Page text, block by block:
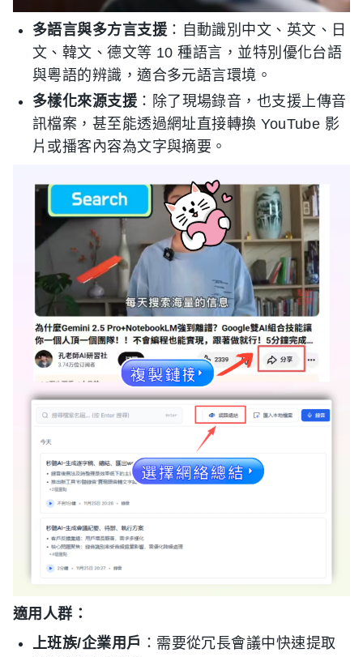
多語言與多方言支援 ：自動識別中文、英文、日
文、韓文、德文等 10 種語言，並特別優化台語
與粵語的辨識，適合多元語言環境。
多樣化來源支援 ：除了現場錄音，也支援上傳音
訊檔案，甚至能透過網址直接轉換 YouTube 影
片或播客內容為文字與摘要。
適用人群：
上班族/企業用戶 ：需要從冗長會議中快速提取